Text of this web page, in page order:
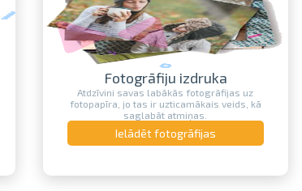
Fotogrāfiju izdruka
Atdzīvini savas labākās fotogrāfijas uz
fotopapīra, jo tas ir uzticamākais veids, kā
saglabāt atmiņas.
Ielādēt fotogrāfijas